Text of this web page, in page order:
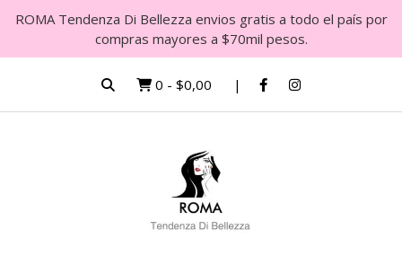
ROMA Tendenza Di Bellezza envios gratis a todo el país por
compras mayores a $70mil pesos.
0 - $0,00